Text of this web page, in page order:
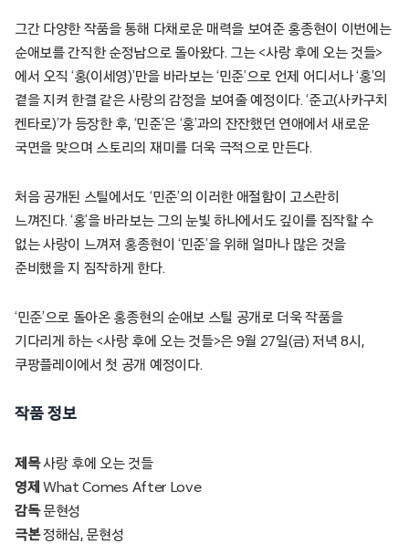
그간 다양한 작품을 통해 다채로운 매력을 보여준 홍종현이 이번에는
순애보를 간직한 순정남으로 돌아왔다. 그는 <사랑 후에 오는 것들>
에서 오직 ‘홍(이세영)’만을 바라보는 ‘민준’으로 언제 어디서나 ‘홍’의
곁을 지켜 한결 같은 사랑의 감정을 보여줄 예정이다. ‘준고(사카구치
켄타로)’가 등장한 후, ‘민준’은 ‘홍’과의 잔잔했던 연애에서 새로운
국면을 맞으며 스토리의 재미를 더욱 극적으로 만든다.
처음 공개된 스틸에서도 ‘민준’의 이러한 애절함이 고스란히
느껴진다. ‘홍’을 바라보는 그의 눈빛 하나에서도 깊이를 짐작할 수
없는 사랑이 느껴져 홍종현이 ‘민준’을 위해 얼마나 많은 것을
준비했을 지 짐작하게 한다.
‘민준’으로 돌아온 홍종현의 순애보 스틸 공개로 더욱 작품을
기다리게 하는 <사랑 후에 오는 것들>은 9월 27일(금) 저녁 8시,
쿠팡플레이에서 첫 공개 예정이다.
작품 정보
제목사랑 후에 오는 것들
영제 What Comes After Love
감독문현성
극본정해심, 문현성